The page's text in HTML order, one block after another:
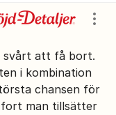
svårt att få bort.
i kombination
chansen för
man tillsätter